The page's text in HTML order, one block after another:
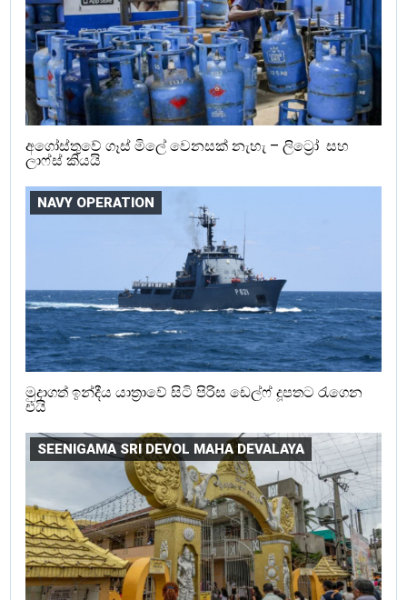
අගෝස්තුවේ ගෑස් මිලේ වෙනසක් නැහැ – ලිට්‍රෝ සහ
ලාෆ්ස් කියයි
NAVY OPERATION
මුදාගත් ඉන්දීය යාත්‍රාවේ සිටි පිරිස ඩෙල්ෆ් දූපතට රැගෙන
එයි
SEENIGAMA SRI DEVOL MAHA DEVALAYA